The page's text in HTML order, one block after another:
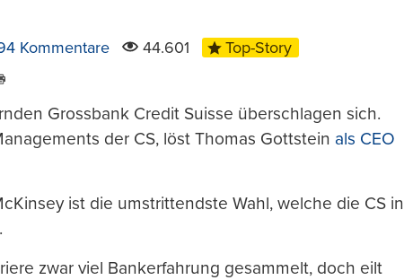
Kommentare 44.601 Top-Story
drucken
Grossbank Credit Suisse überschlagen sich.
der CS, löst Thomas Gottstein als CEO
ist die umstrittendste Wahl, welche die CS in
zwar viel Bankerfahrung gesammelt, doch eilt